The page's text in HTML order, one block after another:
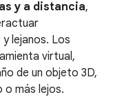
y a distancia,
lejanos. Los
virtual,
de un objeto 3D,
o más lejos.